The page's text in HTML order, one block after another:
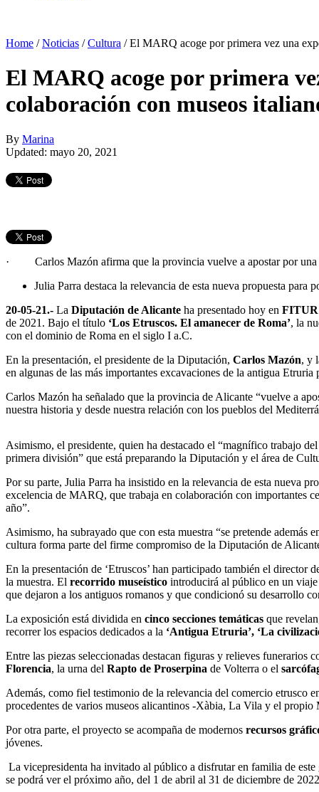
Home /Noticias /Cultura /El MARQ acoge por primera vez una
El MARQ acoge por primera
colaboración con museos
By Marina
Updated: mayo 20, 2021
· Carlos Mazón afirma que la provincia vuelve a apostar por una
Julia Parra destaca la relevancia de esta nueva propuesta
20-05-21.- La Diputación de Alicante ha presentado hoy en FITUR
de 2021. Bajo el título ‘Los Etruscos. El amanecer de Roma’, la
con el dominio de Roma en el siglo I a.C.
En la presentación, el presidente de la Diputación, Carlos Mazón, y
en algunas de las más importantes excavaciones de la antigua Etruria
Carlos Mazón ha señalado que la provincia de Alicante “vuelve a
nuestra historia y desde nuestra relación con los pueblos del
Asimismo, el presidente, quien ha destacado el “magnífico trabajo
primera división” que está preparando la Diputación y el área de
Por su parte, Julia Parra ha insistido en la relevancia de esta nueva
excelencia de MARQ, que trabaja en colaboración con importantes
año”.
Asimismo, ha subrayado que con esta muestra “se pretende
cultura forma parte del firme compromiso de la Diputación de
En la presentación de ‘Etruscos’ han participado también el director
la muestra. El recorrido museístico introducirá al público en un
que dejaron a los antiguos romanos y que condicionó su desarrollo
La exposición está dividida en cinco secciones temáticas que
recorrer los espacios dedicados a la ‘Antigua Etruria’, ‘La
Entre las piezas seleccionadas destacan figuras y relieves funerarios
Florencia, la urna del Rapto de Proserpina de Volterra o el
Además, como fiel testimonio de la relevancia del comercio etrusco
procedentes de varios museos alicantinos -Xàbia, La Vila y el
Por otra parte, el proyecto se acompaña de modernos recursos
jóvenes.
La vicepresidenta ha invitado al público a disfrutar en familia de
se podrá ver el próximo año, del 1 de abril al 31 de diciembre de